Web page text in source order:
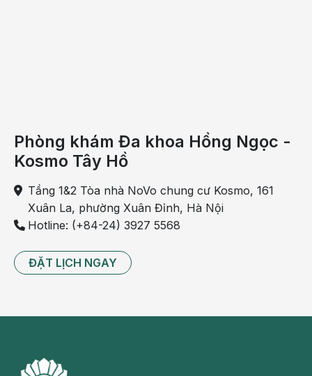
Phòng khám Đa khoa Hồng Ngọc -
Kosmo Tây Hồ
Tầng 1&2 Tòa nhà NoVo chung cư Kosmo, 161
Xuân La, phường Xuân Đỉnh, Hà Nội
Hotline: (+84-24) 3927 5568
ĐẶT LỊCH NGAY